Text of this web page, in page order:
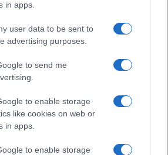
in apps.
user data to be sent to
advertising purposes.
to send me
to enable storage
like cookies on web or
in apps.
to enable storage